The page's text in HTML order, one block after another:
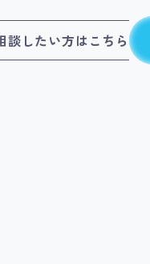
談したい方はこちら